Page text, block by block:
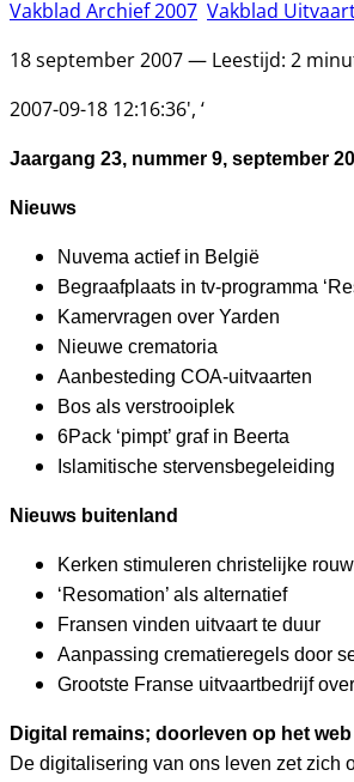
Vakblad Archief 2007 Vakblad
18 september 2007 — Leestijd: 2
2007-09-18 12:16:36′, ‘
Jaargang 23, nummer 9, september
Nieuws
Nuvema actief in België
Begraafplaats in tv-programma
Kamervragen over Yarden
Nieuwe crematoria
Aanbesteding COA-uitvaarten
Bos als verstrooiplek
6Pack ‘pimpt’ graf in Beerta
Islamitische stervensbegeleiding
Nieuws buitenland
Kerken stimuleren christelijke
‘Resomation’ als alternatief
Fransen vinden uitvaart te duur
Aanpassing crematieregels door
Grootste Franse uitvaartbedrijf
Digital remains; doorleven op het web
De digitalisering van ons leven zet zich